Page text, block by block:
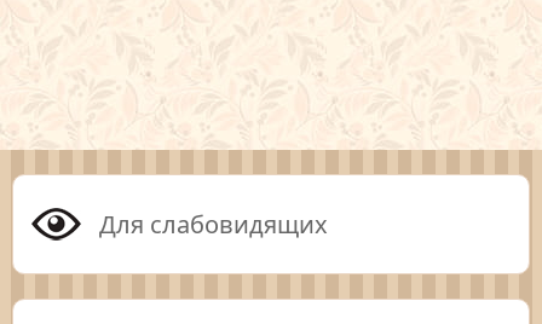
Для слабовидящих